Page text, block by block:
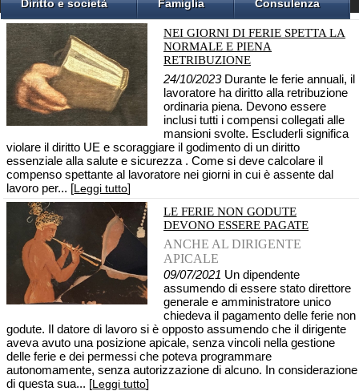
Diritto e società Famiglia Consulenza
NEI GIORNI DI FERIE SPETTA LA
NORMALE E PIENA
RETRIBUZIONE
24/10/2023Durante le ferie annuali, il
lavoratore ha diritto alla retribuzione
ordinaria piena. Devono essere
inclusi tutti i compensi collegati alle
mansioni svolte. Escluderli significa
violare il diritto UE e scoraggiare il godimento di un diritto
essenziale alla salute e sicurezza . Come si deve calcolare il
compenso spettante al lavoratore nei giorni in cui è assente dal
lavoro per... [Leggi tutto]
LE FERIE NON GODUTE
DEVONO ESSERE PAGATE
ANCHE AL DIRIGENTE
APICALE
09/07/2021 Un dipendente
assumendo di essere stato direttore
generale e amministratore unico
chiedeva il pagamento delle ferie non
godute. Il datore di lavoro si è opposto assumendo che il dirigente
aveva avuto una posizione apicale, senza vincoli nella gestione
delle ferie e dei permessi che poteva programmare
autonomamente, senza autorizzazione di alcuno. In considerazione
di questa sua... [Leggi tutto]